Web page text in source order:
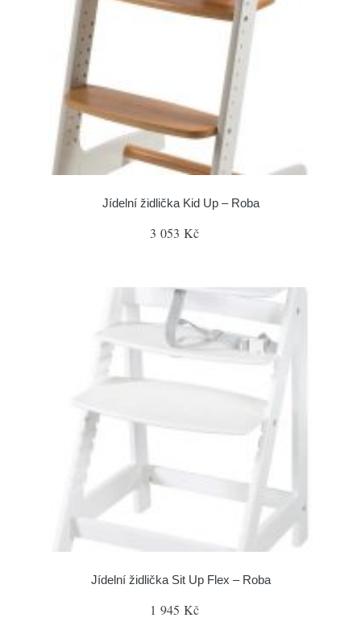
Jídelní židlička Kid Up – Roba
3 053 Kč
Jídelní židlička Sit Up Flex – Roba
1 945 Kč